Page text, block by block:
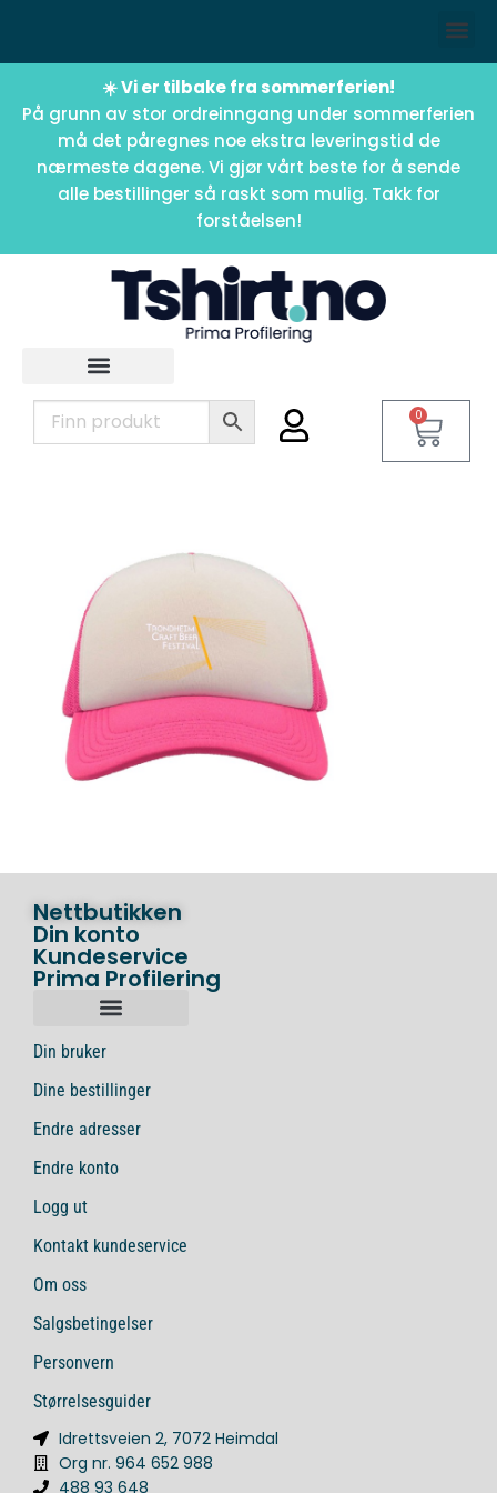
☀️ Vi er tilbake fra sommerferien!
På grunn av stor ordreinngang under sommerferien
må det påregnes noe ekstra leveringstid de
nærmeste dagene. Vi gjør vårt beste for å sende
alle bestillinger så raskt som mulig. Takk for
forståelsen!
0
Nettbutikken
Din konto
Kundeservice
Prima Profilering
Din bruker
Dine bestillinger
Endre adresser
Endre konto
Logg ut
Kontakt kundeservice
Om oss
Salgsbetingelser
Personvern
Størrelsesguider
Idrettsveien 2, 7072 Heimdal
Org nr. 964 652 988
488 93 648